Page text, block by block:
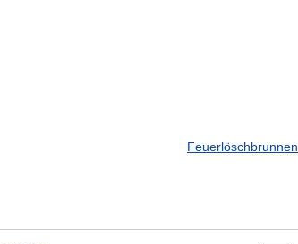
Feuerlöschbrunnen